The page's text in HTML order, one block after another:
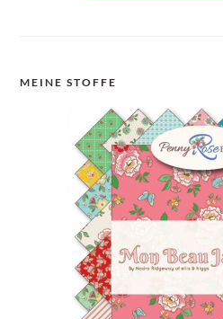
MEINE STOFFE